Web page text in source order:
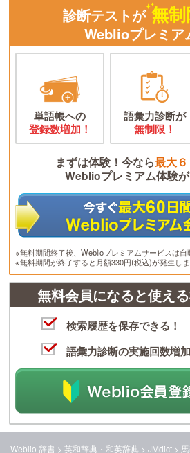
診断テストが 無
Weblioプレミア
単語帳への
登録数増加！
語彙力診断が
無制限！
まずは体験！今なら最大
Weblioプレミアム体験が
※無料期間終了後、Weblioプレミアムサービスは自
※無料期間が終了すると月額330円(税込)が発生しま
無料会員になると使え
検索履歴を保存できる！
語彙力診断の実施回数増加
Weblio 辞書 > 英和辞典・和英辞典 > JMdict >